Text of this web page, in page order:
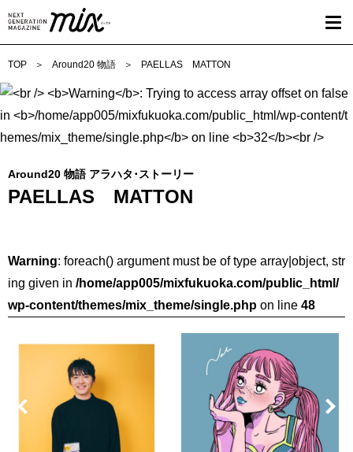
TOP Around20 物語 PAELLAS MATTON
Around20 物語 アラハタ･ストーリー
PAELLAS MATTON
Warning: foreach() argument must be of type array|object, str
ing given in /home/app005/mixfukuoka.com/public_html/
wp-content/themes/mix_theme/single.php on line 48